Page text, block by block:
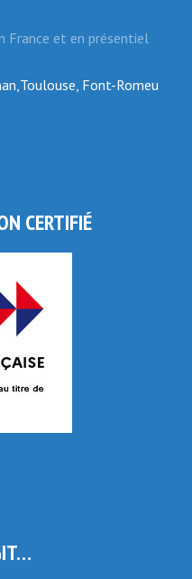
France et en présentiel
Font-Romeu
CERTIFIÉ